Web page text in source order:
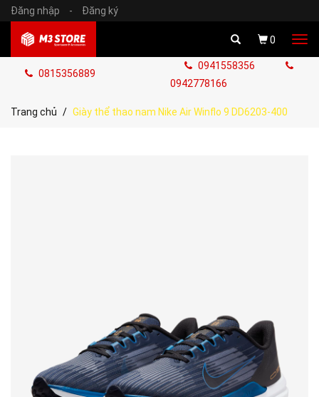
Đăng nhập - Đăng ký
0
0815356889
0941558356
0942778166
Trang chủ Giày thể thao nam Nike Air Winflo 9 DD6203-400